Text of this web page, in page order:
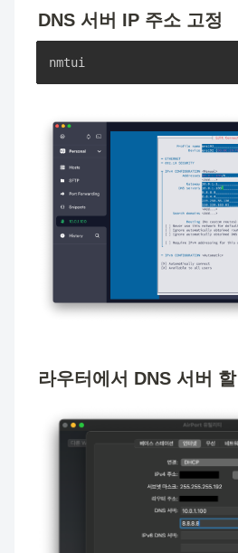
DNS 서버 IP 주소 고정
nmtui
라우터에서 DNS 서버